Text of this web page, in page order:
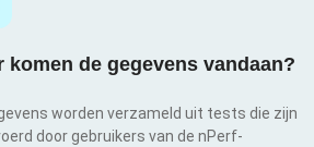
komen de gegevens vandaan?
worden verzameld uit tests die zijn
door gebruikers van de nPerf-